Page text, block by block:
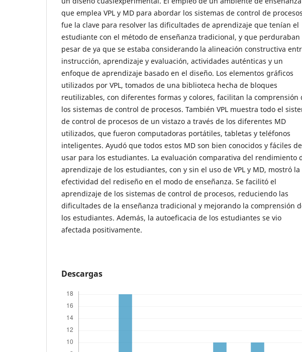
que emplea VPL y MD para abordar los sistemas de control de procesos
fue la clave para resolver las dificultades de aprendizaje que tenían el
estudiante con el método de enseñanza tradicional, y que perduraban
pesar de ya que se estaba considerando la alineación constructiva
instrucción, aprendizaje y evaluación, actividades auténticas y un
enfoque de aprendizaje basado en el diseño. Los elementos gráficos
utilizados por VPL, tomados de una biblioteca hecha de bloques
reutilizables, con diferentes formas y colores, facilitan la comprensión
los sistemas de control de procesos. También VPL muestra todo el
de control de procesos de un vistazo a través de los diferentes MD
utilizados, que fueron computadoras portátiles, tabletas y teléfonos
inteligentes. Ayudó que todos estos MD son bien conocidos y fáciles de
usar para los estudiantes. La evaluación comparativa del rendimiento
aprendizaje de los estudiantes, con y sin el uso de VPL y MD, mostró la
efectividad del rediseño en el modo de enseñanza. Se facilitó el
aprendizaje de los sistemas de control de procesos, reduciendo las
dificultades de la enseñanza tradicional y mejorando la comprensión
los estudiantes. Además, la autoeficacia de los estudiantes se vio
afectada positivamente.
Descargas